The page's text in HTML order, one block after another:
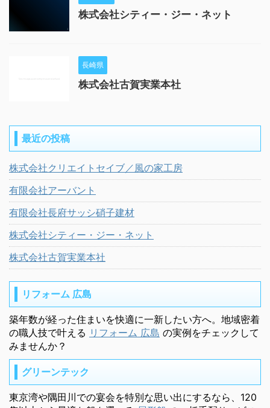
株式会社シティー・ジー・ネット
長崎県
株式会社古賀実業本社
最近の投稿
株式会社クリエイトセイブ／風の家工房
有限会社アーバント
有限会社長府サッシ硝子建材
株式会社シティー・ジー・ネット
株式会社古賀実業本社
リフォーム 広島
築年数が経った住まいを快適に一新したい方へ。地域密着
の職人技で叶える リフォーム 広島 の実例をチェックして
みませんか？
グリーンテック
東京湾や隅田川での宴会を特別な思い出にするなら、120